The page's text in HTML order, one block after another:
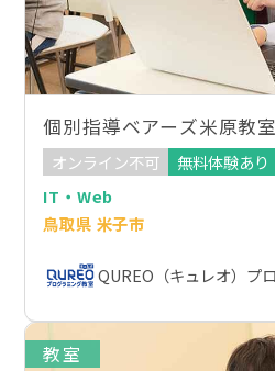
個別指導ベアーズ米原教室
オンライン不可
無料体験あり
IT・Web
鳥取県 米子市
QUREO（キュレオ）プ
教室